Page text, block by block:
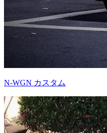
N-WGN カスタム